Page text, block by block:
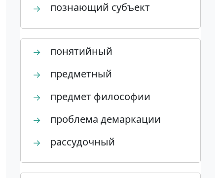
→ познающий субъект
→ понятийный
→ предметный
→ предмет философии
→ проблема демаркации
→ рассудочный